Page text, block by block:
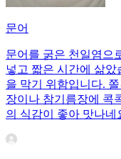
문어
문어를 굵은 천일염으
넣고 짧은 시간에 삶
을 막기 위함입니다.
장이나 참기름장에 콕
의 식감이 좋아 맛나네